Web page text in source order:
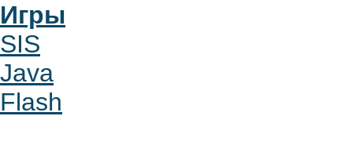
Игры
SIS
Java
Flash